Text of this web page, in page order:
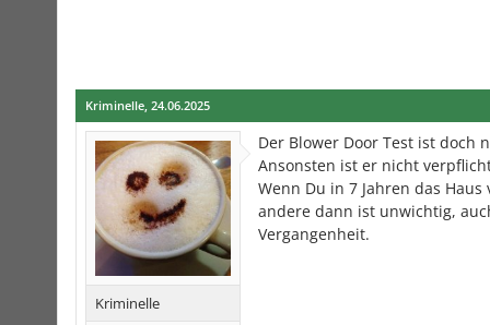
Kriminelle 24.06.2025
Kriminelle
Der Blower Door Test ist doch
Ansonsten ist er nicht
Wenn Du in 7 Jahren das
andere dann ist unwichtig,
Vergangenheit.